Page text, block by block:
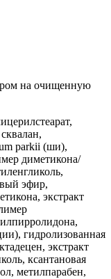
на очищенную
parkii (ши),
диметикона/
эфир,
экстракт
гидролизованная
экстракт
ксантановая
метилпарабен,